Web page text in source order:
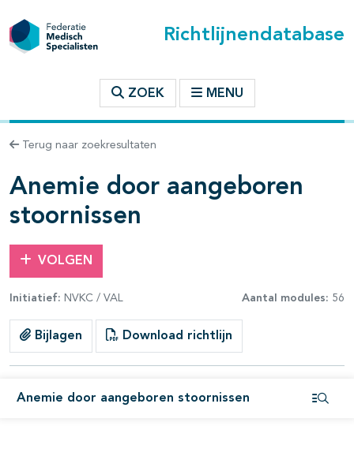
Richtlijnendatabase
ZOEK MENU
Terug naar zoekresultaten
Anemie door aangeboren
stoornissen
VOLGEN
Initiatief: NVKC / VAL Aantal modules: 56
Bijlagen Download richtlijn
Anemie door aangeboren stoornissen
binnen deze richtlijn
open- en dichtklappen
open- en dichtklappen